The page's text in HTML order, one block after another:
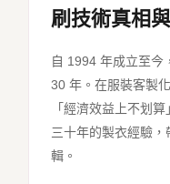
刷技術真相
自 1994 年成立至今
30 年。在服裝客製
「經濟效益上不划
三十年的製衣經驗
輯。